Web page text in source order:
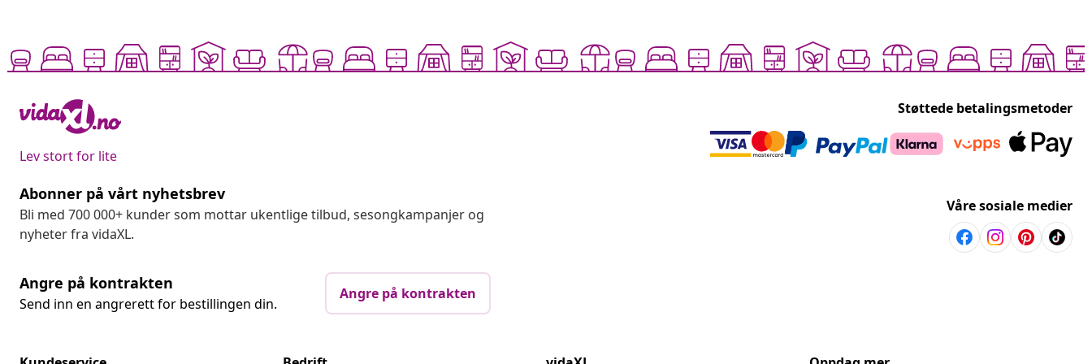
Lev stort for lite
Støttede betalingsmetoder
Abonner på vårt nyhetsbrev
Bli med 700 000+ kunder som mottar ukentlige tilbud, sesongkampanjer og
nyheter fra vidaXL.
Våre sosiale medier
Angre på kontrakten
Send inn en angrerett for bestillingen din.
Angre på kontrakten